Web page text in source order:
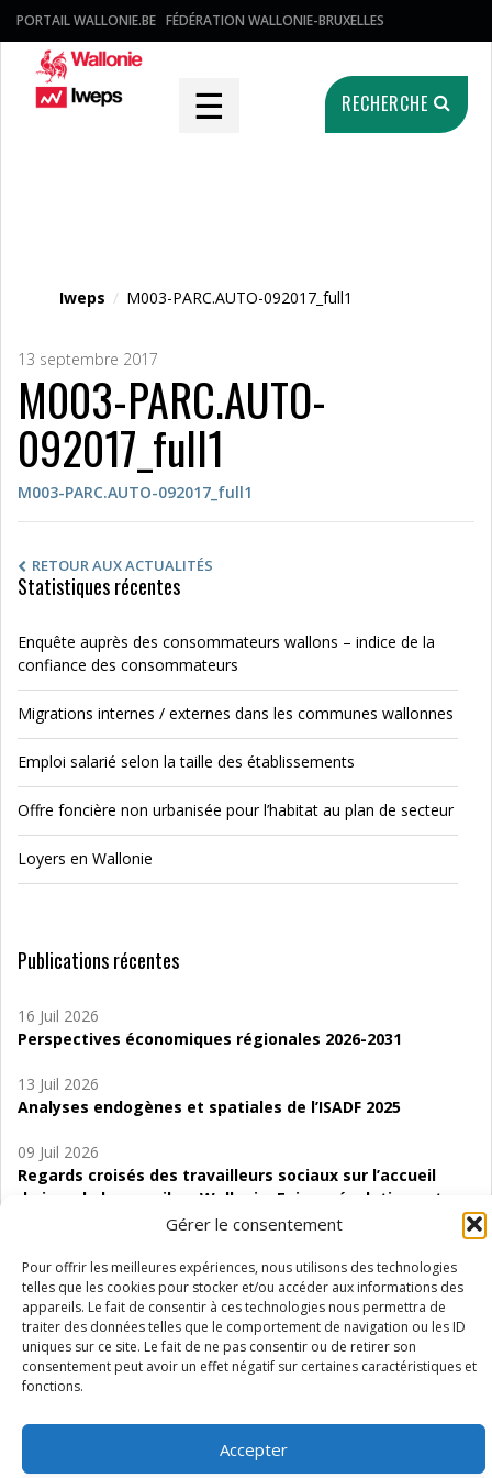
Gérer le consentement
Pour offrir les meilleures expériences, nous utilisons des technologies
telles que les cookies pour stocker et/ou accéder aux informations des
appareils. Le fait de consentir à ces technologies nous permettra de
traiter des données telles que le comportement de navigation ou les ID
uniques sur ce site. Le fait de ne pas consentir ou de retirer son
consentement peut avoir un effet négatif sur certaines caractéristiques et
fonctions.
Accepter
PORTAIL WALLONIE.BE FÉDÉRATION WALLONIE-BRUXELLES
☰ RECHERCHE
Iweps / M003-PARC.AUTO-092017_full1
13 septembre 2017
M003-PARC.AUTO-
092017_full1
M003-PARC.AUTO-092017_full1
RETOUR AUX ACTUALITÉS
Statistiques récentes
Enquête auprès des consommateurs wallons – indice de la
confiance des consommateurs
Migrations internes / externes dans les communes wallonnes
Emploi salarié selon la taille des établissements
Offre foncière non urbanisée pour l’habitat au plan de secteur
Loyers en Wallonie
Publications récentes
16 Juil 2026
Perspectives économiques régionales 2026-2031
13 Juil 2026
Analyses endogènes et spatiales de l’ISADF 2025
09 Juil 2026
Regards croisés des travailleurs sociaux sur l’accueil
de jour de bas seuil en Wallonie. Enjeux, évolutions et
06 Juil 2026
Étude d’évaluabilité des Structures
d’accompagnement à l’autocréation d’emploi (SAACE)
01 Juil 2026
Pénurie du personnel infirmier :quels indicateurs
Wallonie ?